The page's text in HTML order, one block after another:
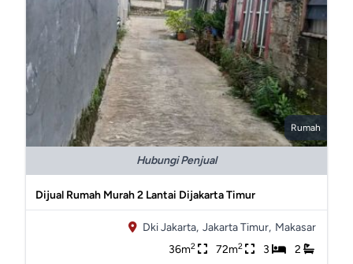
Rumah
Hubungi Penjual
Dijual Rumah Murah 2 Lantai Dijakarta Timur
Dki Jakarta, Jakarta Timur, Makasar
36m2 72m2 3 2